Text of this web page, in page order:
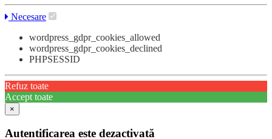
Necesare
wordpress_gdpr_cookies_allowed
wordpress_gdpr_cookies_declined
PHPSESSID
Refuz toate
Accept toate
×
Autentificarea este dezactivată